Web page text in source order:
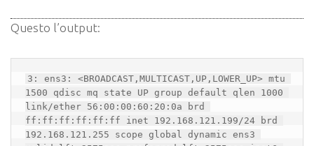
Questo l’output:
3: ens3: <BROADCAST,MULTICAST,UP,LOWER_UP> mtu
1500 qdisc mq state UP group default qlen 1000
link/ether 56:00:00:60:20:0a brd
ff:ff:ff:ff:ff:ff inet 192.168.121.199/24 brd
192.168.121.255 scope global dynamic ens3